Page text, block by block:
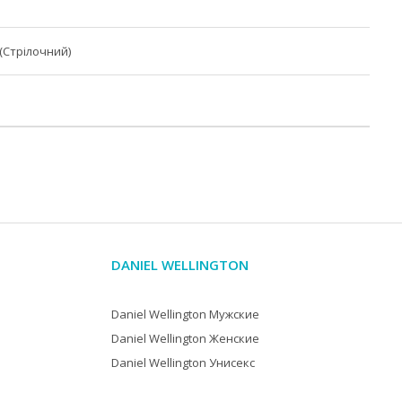
DANIEL WELLINGTON
Daniel Wellington Мужские
Daniel Wellington Женские
Daniel Wellington Унисекс